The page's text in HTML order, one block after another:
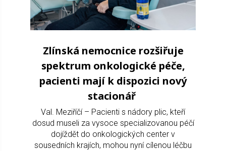
Zlínská nemocnice rozšiřuje
spektrum onkologické péče,
pacienti mají k dispozici nový
stacionář
Val. Meziříčí – Pacienti s nádory plic, kteří
dosud museli za vysoce specializovanou péčí
dojíždět do onkologických center v
sousedních krajích, mohou nyní cílenou léčbu